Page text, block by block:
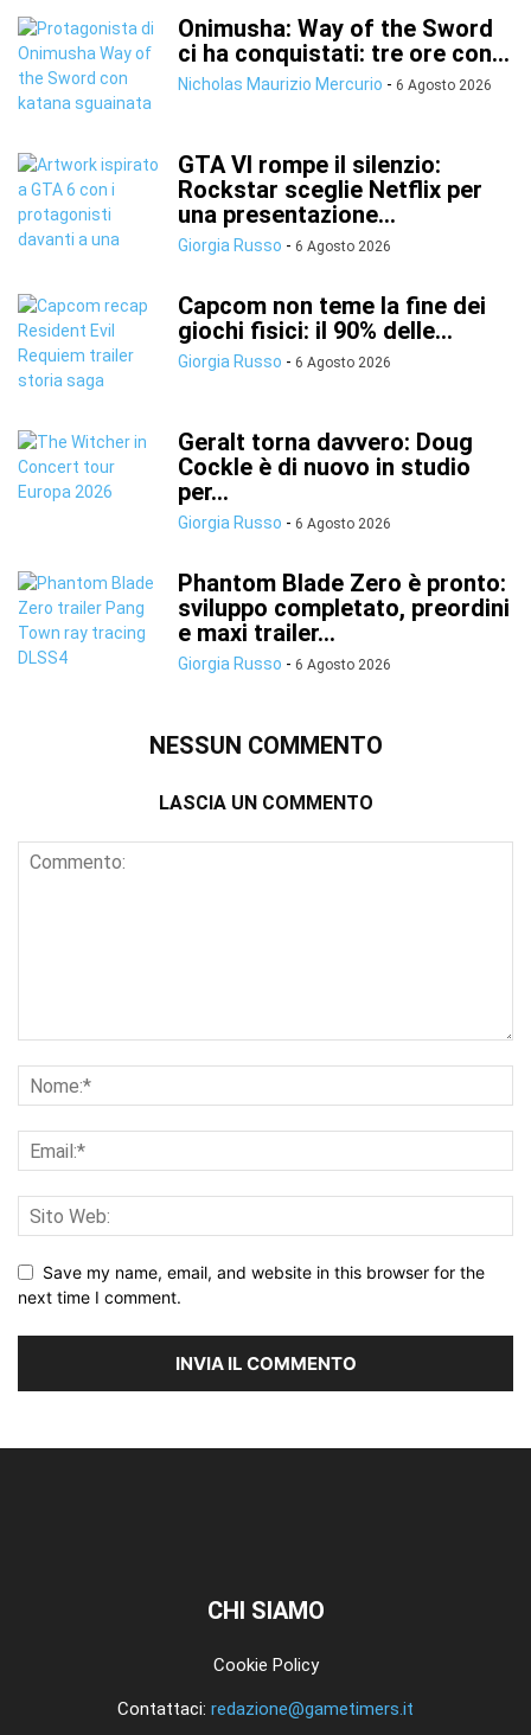
Onimusha: Way of the Sword
ci ha conquistati: tre ore con...
Nicholas Maurizio Mercurio - 6 Agosto 2026
GTA VI rompe il silenzio:
Rockstar sceglie Netflix per
una presentazione...
Giorgia Russo - 6 Agosto 2026
Capcom non teme la fine dei
giochi fisici: il 90% delle...
Giorgia Russo - 6 Agosto 2026
Geralt torna davvero: Doug
Cockle è di nuovo in studio
per...
Giorgia Russo - 6 Agosto 2026
Phantom Blade Zero è pronto:
sviluppo completato, preordini
e maxi trailer...
Giorgia Russo - 6 Agosto 2026
NESSUN COMMENTO
LASCIA UN COMMENTO
Save my name, email, and website in this browser for the
next time I comment.
CHI SIAMO
Cookie Policy
Contattaci: redazione@gametimers.it